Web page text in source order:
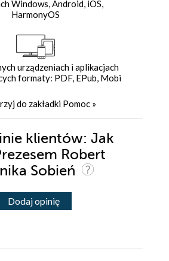
Windows, Android, iOS,
HarmonyOS
urządzeniach i aplikacjach
formaty: PDF, EPub, Mobi
do zakładki Pomoc »
klientów: Jak
Robert
Sobień
Dodaj opinię